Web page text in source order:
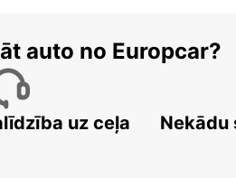
auto no Europcar?
uz ceļa Nekādu